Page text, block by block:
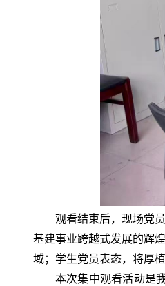
观看结束后，现场党
基建事业跨越式发展的辉
域；学生党员表态，将厚
本次集中观看活动是